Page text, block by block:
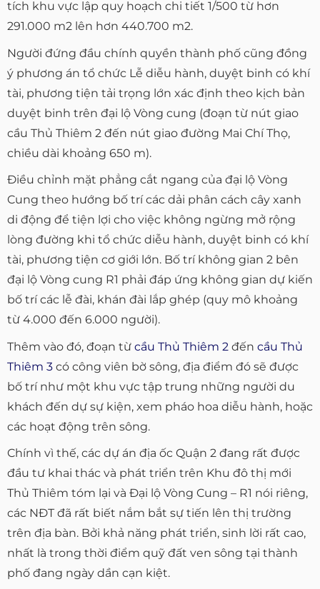
tích khu vực lập quy hoạch chi tiết 1/500 từ hơn
291.000 m2 lên hơn 440.700 m2.
Người đứng đầu chính quyền thành phố cũng đồng
ý phương án tổ chức Lễ diễu hành, duyệt binh có khí
tài, phương tiện tải trọng lớn xác định theo kịch bản
duyệt binh trên đại lộ Vòng cung (đoạn từ nút giao
cầu Thủ Thiêm 2 đến nút giao đường Mai Chí Thọ,
chiều dài khoảng 650 m).
Điều chỉnh mặt phẳng cắt ngang của đại lộ Vòng
Cung theo hướng bố trí các dải phân cách cây xanh
di động để tiện lợi cho việc không ngừng mở rộng
lòng đường khi tổ chức diễu hành, duyệt binh có khí
tài, phương tiện cơ giới lớn. Bố trí không gian 2 bên
đại lộ Vòng cung R1 phải đáp ứng không gian dự kiến
bố trí các lễ đài, khán đài lắp ghép (quy mô khoảng
từ 4.000 đến 6.000 người).
Thêm vào đó, đoạn từ cầu Thủ Thiêm 2 đến cầu Thủ
Thiêm 3 có công viên bờ sông, địa điểm đó sẽ được
bố trí như một khu vực tập trung những người du
khách đến dự sự kiện, xem pháo hoa diễu hành, hoặc
các hoạt động trên sông.
Chính vì thế, các dự án địa ốc Quận 2 đang rất được
đầu tư khai thác và phát triển trên Khu đô thị mới
Thủ Thiêm tóm lại và Đại lộ Vòng Cung – R1 nói riêng,
các NĐT đã rất biết nắm bắt sự tiến lên thị trường
trên địa bàn. Bởi khả năng phát triển, sinh lời rất cao,
nhất là trong thời điểm quỹ đất ven sông tại thành
phố đang ngày dần cạn kiệt.